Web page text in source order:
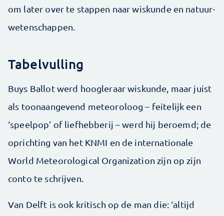
om later over te stappen naar wiskunde en natuur­
wetenschappen.
Tabelvulling
Buys Ballot werd hoogleraar wiskunde, maar juist
als toonaangevend meteoroloog – feitelijk een
‘speelpop’ of liefhebberij – werd hij beroemd; de
oprichting van het KNMI en de internationale
World Meteorological Organization zijn op zijn
conto te schrijven.
Van Delft is ook kritisch op de man die: ‘altijd